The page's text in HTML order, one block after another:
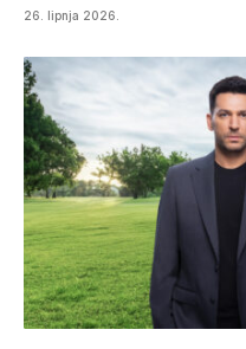
26. lipnja 2026.